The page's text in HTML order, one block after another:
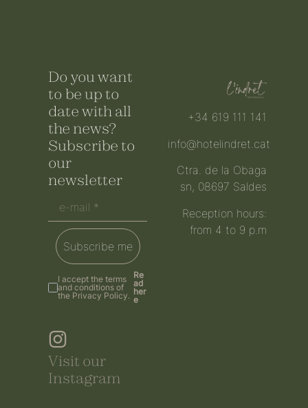
Do you want
to be up to
date with all
the news?
Subscribe to
our
newsletter
Subscribe me
I accept the terms
and conditions of
the Privacy Policy.
Re
ad
her
e
Visit our
Instagram
+34 619 111 141
info@hotelindret.cat
Ctra. de la Obaga
sn, 08697 Saldes
Reception hours:
from 4 to 9 p.m